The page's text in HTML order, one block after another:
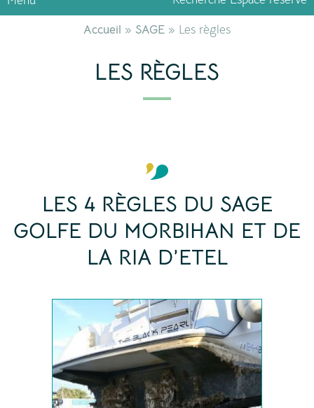
Accueil » SAGE » Les règles
LES RÈGLES
LES 4 RÈGLES DU SAGE
GOLFE DU MORBIHAN ET DE
LA RIA D’ETEL